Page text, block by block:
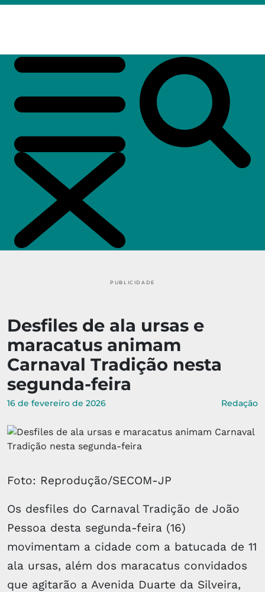
PUBLICIDADE
Desfiles de ala ursas e
maracatus animam
Carnaval Tradição nesta
segunda-feira
16 de fevereiro de 2026 Redação
Foto: Reprodução/SECOM-JP
Os desfiles do Carnaval Tradição de João
Pessoa desta segunda-feira (16)
movimentam a cidade com a batucada de 11
ala ursas, além dos maracatus convidados
que agitarão a Avenida Duarte da Silveira,